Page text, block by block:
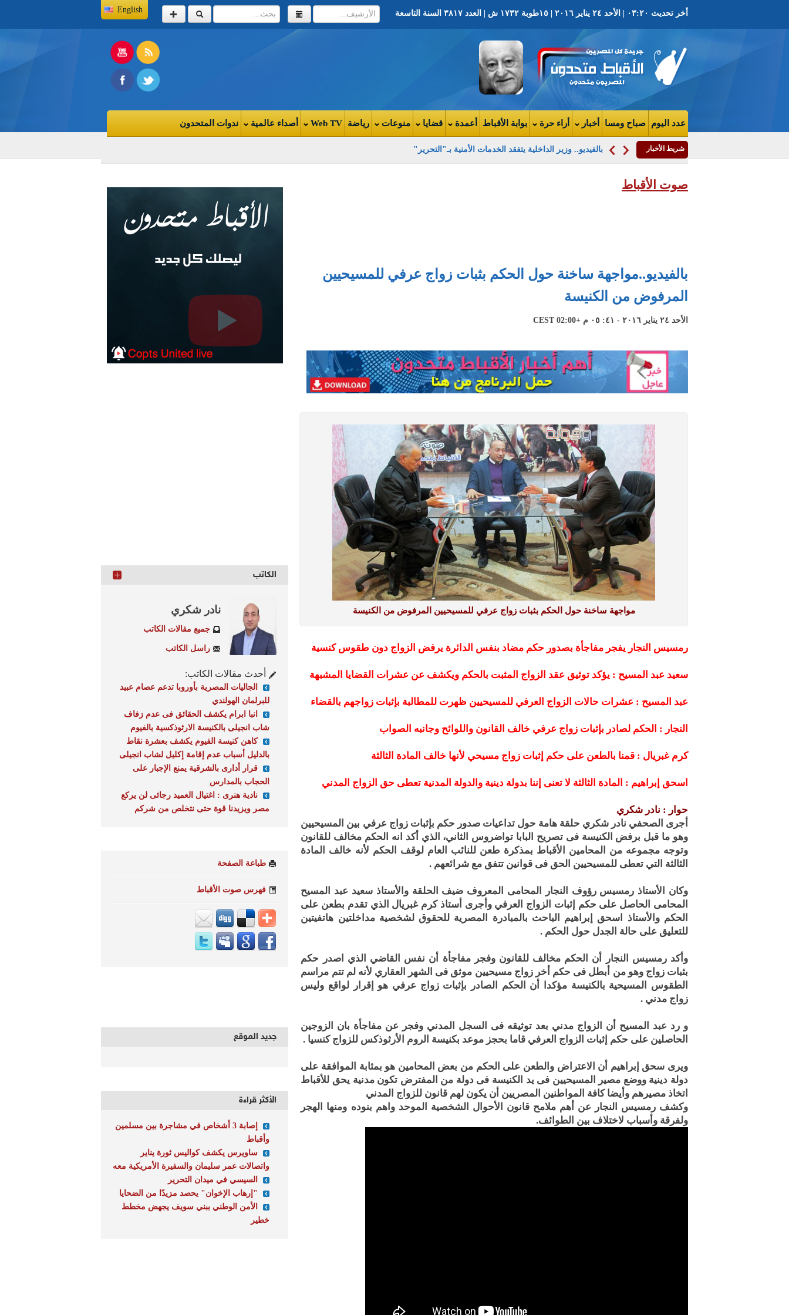
أخر تحديث ٠٣:٢٠ | الأحد ٢٤ يناير ٢٠١٦ | ١٥طوبة ١٧٣٢ ش | العدد ٣٨١٧ السنة التاسعة English
عدد اليوم صباح ومسا أخبار أراء حرة بوابة الأقباط أعمدة قضايا منوعات رياضة Web TV أصداء عالمية ندوات المتحدون
شريط الأخبار بالفيديو.. وزير الداخلية يتفقد الخدمات الأمنية بـ"التحرير"
صوت الأقباط
بالفيديو..مواجهة ساخنة حول الحكم بثبات زواج عرفي للمسيحيين
المرفوض من الكنيسة
الأحد ٢٤ يناير ٢٠١٦ - ٤١: ٠٥ م +02:00 CEST
مواجهة ساخنة حول الحكم بثبات زواج عرفي للمسيحيين المرفوض من الكنيسة
رمسيس النجار يفجر مفاجأة بصدور حكم مضاد بنفس الدائرة يرفض الزواج دون طقوس كنسية
سعيد عبد المسيح : يؤكد توثيق عقد الزواج المثبت بالحكم ويكشف عن عشرات القضايا المشبهة
عبد المسيح : عشرات حالات الزواج العرفي للمسيحيين ظهرت للمطالبة بإثبات زواجهم بالقضاء
النجار : الحكم لصادر بإثبات زواج عرفي خالف القانون واللوائح وجانبه الصواب
كرم غبريال : قمنا بالطعن على حكم إثبات زواج مسيحي لأنها خالف المادة الثالثة
اسحق إبراهيم : المادة الثالثة لا تعنى إننا بدولة دينية والدولة المدنية تعطى حق الزواج المدني
حوار : نادر شكري
أجرى الصحفي نادر شكري حلقة هامة حول تداعيات صدور حكم بإثبات زواج عرفي بين المسيحيين
وهو ما قبل برفض الكنيسة فى تصريح البابا تواضروس الثاني، الذي أكد انه الحكم مخالف للقانون
وتوجه مجموعه من المحامين الأقباط بمذكرة طعن للنائب العام لوقف الحكم لأنه خالف المادة
الثالثة التي تعطى للمسيحيين الحق فى قوانين تتفق مع شرائعهم .
وكان الأستاذ رمسيس رؤوف النجار المحامى المعروف ضيف الحلقة والأستاذ سعيد عبد المسيح
المحامى الحاصل على حكم إثبات الزواج العرفي وأجرى أستاذ كرم غبريال الذي تقدم بطعن على
الحكم والأستاذ اسحق إبراهيم الباحث بالمبادرة المصرية للحقوق لشخصية مداخلتين هاتفيتين
للتعليق على حالة الجدل حول الحكم .
وأكد رمسيس النجار أن الحكم مخالف للقانون وفجر مفاجأة أن نفس القاضي الذي اصدر حكم
بثبات زواج وهو من أبطل فى حكم أخر زواج مسيحيين موثق فى الشهر العقاري لأنه لم تتم مراسم
الطقوس المسيحية بالكنيسة مؤكدا أن الحكم الصادر بإثبات زواج عرفي هو إقرار لواقع وليس
زواج مدني .
و رد عبد المسيح أن الزواج مدني بعد توثيقه فى السجل المدني وفجر عن مفاجأة بان الزوجين
الحاصلين على حكم إثبات الزواج العرفي قاما بحجز موعد بكنيسة الروم الأرثوذكس للزواج كنسيا .
ويرى سحق إبراهيم أن الاعتراض والطعن على الحكم من بعض المحامين هو بمثابة الموافقة على
دولة دينية ووضع مصير المسيحيين فى يد الكنيسة فى دولة من المفترض تكون مدنية يحق للأقباط
اتخاذ مصيرهم وأيضا كافة المواطنين المصريين أن يكون لهم قانون للزواج المدني
وكشف رمسيس النجار عن أهم ملامح قانون الأحوال الشخصية الموحد واهم بنوده ومنها الهجر
ولفرقة وأسباب لاختلاف بين الطوائف.
الكاتب
نادر شكري
جميع مقالات الكاتب
راسل الكاتب
أحدث مقالات الكاتب:
الجاليات المصرية بأوروبا تدعم عصام عبيد
للبرلمان الهولندي
انبا ابرام يكشف الحقائق فى عدم زفاف
شاب انجيلى بالكنيسة الارثوذكسية بالفيوم
كاهن كنيسة الفيوم يكشف بعشرة نقاط
بالدليل أسباب عدم إقامة إكليل لشاب انجيلى
قرار أدارى بالشرقية يمنع الإجبار على
الحجاب بالمدارس
نادية هنرى : اغتيال العميد رجائى لن يركع
مصر ويزيدنا قوة حتى نتخلص من شركم
طباعة الصفحة
فهرس صوت الأقباط
جديد الموقع
الأكثر قراءة
إصابة 3 أشخاص في مشاجرة بين مسلمين
وأقباط
ساويرس يكشف كواليس ثورة يناير
واتصالات عمر سليمان والسفيرة الأمريكية معه
السيسي في ميدان التحرير
"إرهاب الإخوان" يحصد مزيدًا من الضحايا
الأمن الوطني ببني سويف يجهض مخطط
خطير